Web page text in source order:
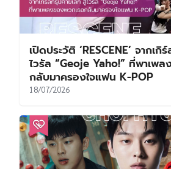
เปิดประวัติ ‘RESCENE’ จากเ
ไวรัล “Geoje Yaho!” ที่พาเพ
กลับมาครองใจแฟน K-POP
18/07/2026